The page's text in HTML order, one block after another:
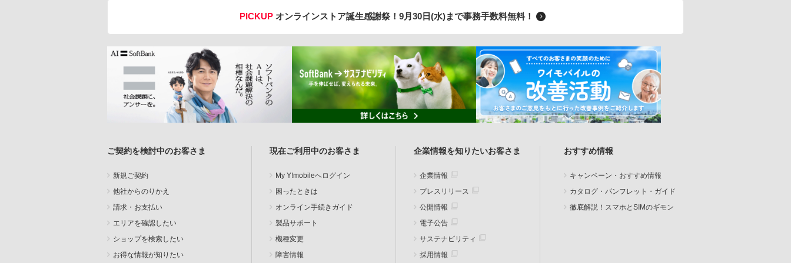
PICKUP オンラインストア誕生感謝祭！ 9月30日(水)まで事務手数料無料！
ご契約を検討中のお客さま
新規ご契約
他社からのりかえ
請求・お支払い
エリアを確認したい
ショップを検索したい
お得な情報が知りたい
現在ご利用中のお客さま
My Y!mobileへログイン
困ったときは
オンライン手続きガイド
製品サポート
機種変更
障害情報
企業情報を知りたいお客さま
企業情報
プレスリリース
公開情報
電子公告
サステナビリティ
採用情報
おすすめ情報
キャンペーン・おすすめ情報
カタログ・パンフレット・ガイド
徹底解説！スマホとSIMのギモン